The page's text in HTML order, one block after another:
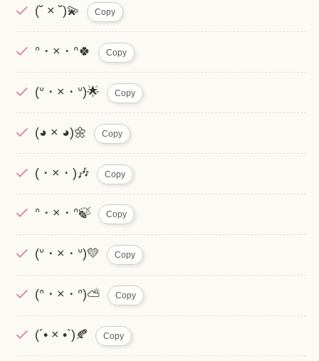
(˘ × ˘)💫 Copy
ᐢ・×・ᐢ🍀 Copy
(ᐡ・×・ᐡ)🌟 Copy
(◕ × ◕)🌼 Copy
(・×・)🎶 Copy
ᐢ・×・ᐢ🍃 Copy
(ᐡ・×・ᐡ)💛 Copy
(ᐢ・×・ᐢ)⛅️ Copy
(´• × •`)🍂 Copy